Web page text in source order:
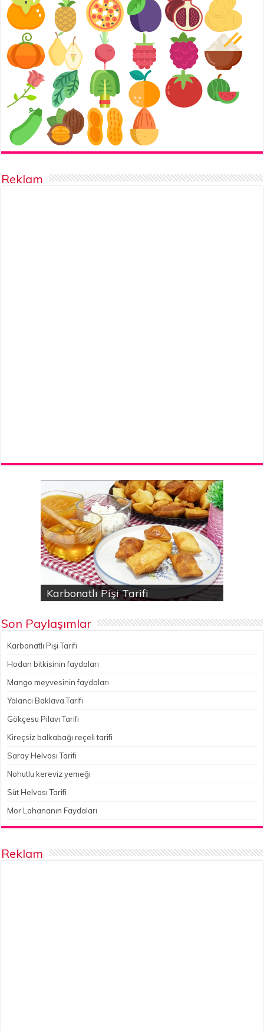
Reklam
Karbonatlı Pişi Tarifi
Hodan bitkisinin faydaları
Yalancı Baklava Tarifi
Gökçesu Pilavı Tarifi
Nohutlu kereviz yemeği
Son Paylaşımlar
Karbonatlı Pişi Tarifi
Hodan bitkisinin faydaları
Mango meyvesinin faydaları
Yalancı Baklava Tarifi
Gökçesu Pilavı Tarifi
Kireçsiz balkabağı reçeli tarifi
Saray Helvası Tarifi
Nohutlu kereviz yemeği
Süt Helvası Tarifi
Mor Lahananın Faydaları
Reklam